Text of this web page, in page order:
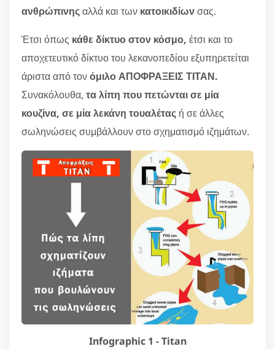
ανθρώπινηςαλλά και των κατοικιδίωνσας.
Έτσι όπως κάθε δίκτυο στον κόσμο, έτσι και το
αποχετευτικό δίκτυο του λεκανοπεδίου εξυπηρετείται
άριστα από τονόμιλο ΑΠΟΦΡΑΞΕΙΣ ΤΙΤΑΝ.
Συνακόλουθα, τα λίπη που πετώνται σε μία
κουζίνα, σε μία λεκάνη τουαλέτας ή σε άλλες
σωληνώσεις συμβάλλουν στο σχηματισμό ιζημάτων.
Infographic 1 - Titan